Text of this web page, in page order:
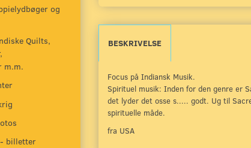
og
Quilts,
m.m.
billetter
BESKRIVELSE
Focus på Indiansk Musik.
Spirituel musik: Inden for den genre er
det lyder det osse s..... godt. Ug til
spirituelle måde.
fra USA